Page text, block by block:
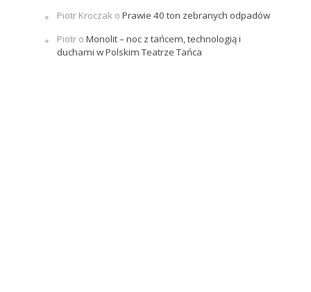
Piotr Kroczako Prawie 40 ton zebranych odpadów
Piotro Monolit – noc z tańcem, technologią i
duchami w Polskim Teatrze Tańca